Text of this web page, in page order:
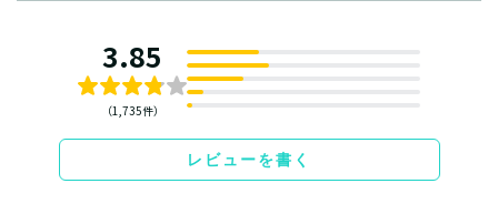
3.85
（1,735件）
レビューを書く